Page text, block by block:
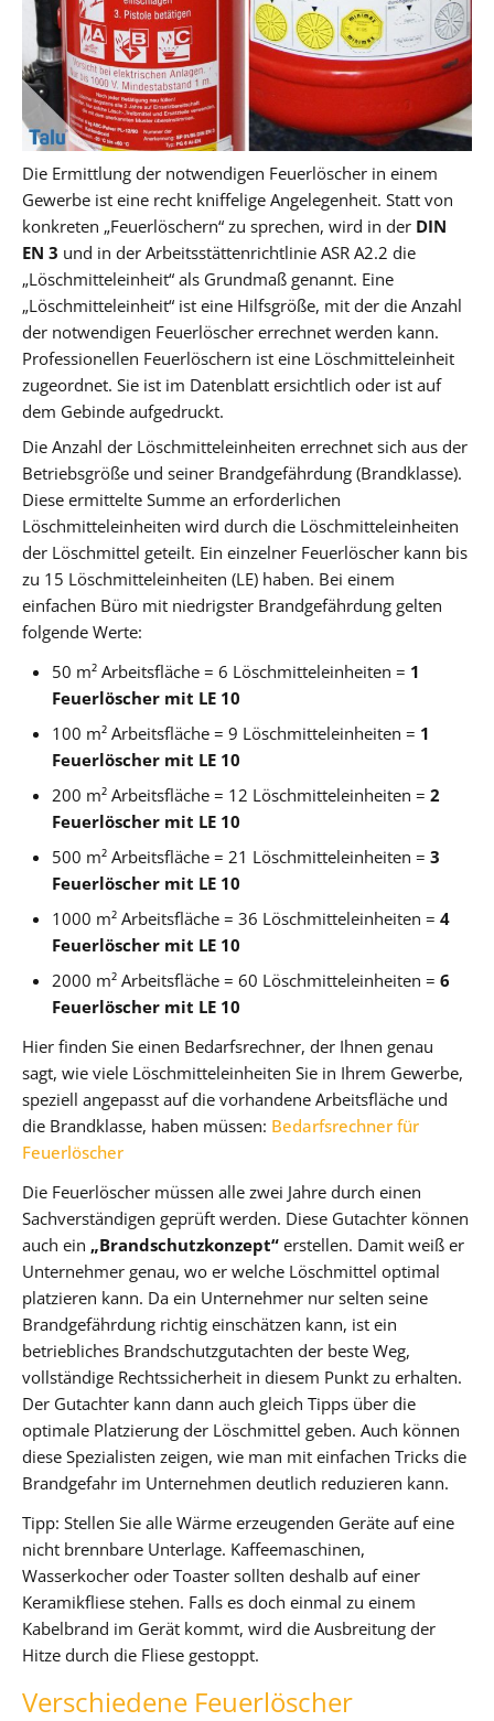
Die Ermittlung der notwendigen Feuerlöscher in einem
Gewerbe ist eine recht kniffelige Angelegenheit. Statt von
konkreten „Feuerlöschern“ zu sprechen, wird in der DIN
EN 3 und in der Arbeitsstättenrichtlinie ASR A2.2 die
„Löschmitteleinheit“ als Grundmaß genannt. Eine
„Löschmitteleinheit“ ist eine Hilfsgröße, mit der die Anzahl
der notwendigen Feuerlöscher errechnet werden kann.
Professionellen Feuerlöschern ist eine Löschmitteleinheit
zugeordnet. Sie ist im Datenblatt ersichtlich oder ist auf
dem Gebinde aufgedruckt.
Die Anzahl der Löschmitteleinheiten errechnet sich aus der
Betriebsgröße und seiner Brandgefährdung (Brandklasse).
Diese ermittelte Summe an erforderlichen
Löschmitteleinheiten wird durch die Löschmitteleinheiten
der Löschmittel geteilt. Ein einzelner Feuerlöscher kann bis
zu 15 Löschmitteleinheiten (LE) haben. Bei einem
einfachen Büro mit niedrigster Brandgefährdung gelten
folgende Werte:
50 m² Arbeitsfläche = 6 Löschmitteleinheiten = 1
Feuerlöscher mit LE 10
100 m² Arbeitsfläche = 9 Löschmitteleinheiten = 1
Feuerlöscher mit LE 10
200 m² Arbeitsfläche = 12 Löschmitteleinheiten = 2
Feuerlöscher mit LE 10
500 m² Arbeitsfläche = 21 Löschmitteleinheiten =3
Feuerlöscher mit LE 10
1000 m² Arbeitsfläche = 36 Löschmitteleinheiten =4
Feuerlöscher mit LE 10
2000 m² Arbeitsfläche = 60 Löschmitteleinheiten =6
Feuerlöscher mit LE 10
Hier finden Sie einen Bedarfsrechner, der Ihnen genau
sagt, wie viele Löschmitteleinheiten Sie in Ihrem Gewerbe,
speziell angepasst auf die vorhandene Arbeitsfläche und
die Brandklasse, haben müssen: Bedarfsrechner für
Feuerlöscher
Die Feuerlöscher müssen alle zwei Jahre durch einen
Sachverständigen geprüft werden. Diese Gutachter können
auch ein „Brandschutzkonzept“ erstellen. Damit weiß er
Unternehmer genau, wo er welche Löschmittel optimal
platzieren kann. Da ein Unternehmer nur selten seine
Brandgefährdung richtig einschätzen kann, ist ein
betriebliches Brandschutzgutachten der beste Weg,
vollständige Rechtssicherheit in diesem Punkt zu erhalten.
Der Gutachter kann dann auch gleich Tipps über die
optimale Platzierung der Löschmittel geben. Auch können
diese Spezialisten zeigen, wie man mit einfachen Tricks die
Brandgefahr im Unternehmen deutlich reduzieren kann.
Tipp: Stellen Sie alle Wärme erzeugenden Geräte auf eine
nicht brennbare Unterlage. Kaffeemaschinen,
Wasserkocher oder Toaster sollten deshalb auf einer
Keramikfliese stehen. Falls es doch einmal zu einem
Kabelbrand im Gerät kommt, wird die Ausbreitung der
Hitze durch die Fliese gestoppt.
Verschiedene Feuerlöscher